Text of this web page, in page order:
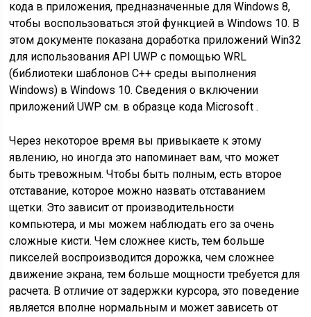
кода в приложения, предназначенные для Windows 8,
чтобы воспользоваться этой функцией в Windows 10. В
этом документе показана доработка приложений Win32
для использования API UWP с помощью WRL
(библиотеки шаблонов C++ среды выполнения
Windows) в Windows 10. Сведения о включении
приложений UWP см. в образце кода Microsoft .
Через некоторое время вы привыкаете к этому
явлению, но иногда это напоминает вам, что может
быть тревожным. Чтобы быть полным, есть второе
отставание, которое можно назвать отставанием
щетки. Это зависит от производительности
компьютера, и мы можем наблюдать его за очень
сложные кисти. Чем сложнее кисть, тем больше
пикселей воспроизводится дорожка, чем сложнее
движение экрана, тем больше мощности требуется для
расчета. В отличие от задержки курсора, это поведение
является вполне нормальным и может зависеть от